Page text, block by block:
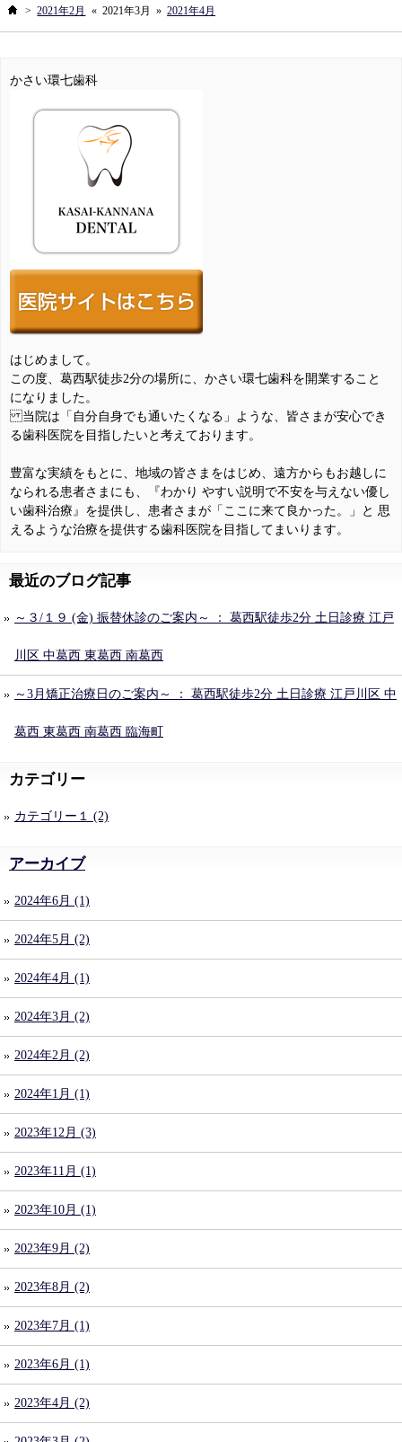
ホーム
> 2021年2月 « 2021年3月 » 2021年4月
かさい環七歯科
はじめまして。
この度、葛西駅徒歩2分の場所に、かさい環七歯科を開業すること
になりました。
当院は「自分自身でも通いたくなる」ような、皆さまが安心でき
る歯科医院を目指したいと考えております。
豊富な実績をもとに、地域の皆さまをはじめ、遠方からもお越しに
なられる患者さまにも、『わかり やすい説明で不安を与えない優し
い歯科治療』を提供し、患者さまが「ここに来て良かった。」と 思
えるような治療を提供する歯科医院を目指してまいります。
最近のブログ記事
～３/１９ (金) 振替休診のご案内～ ： 葛西駅徒歩2分 土日診療 江戸
川区 中葛西 東葛西 南葛西
～3月矯正治療日のご案内～ ： 葛西駅徒歩2分 土日診療 江戸川区 中
葛西 東葛西 南葛西 臨海町
カテゴリー
カテゴリー１ (2)
アーカイブ
2024年6月 (1)
2024年5月 (2)
2024年4月 (1)
2024年3月 (2)
2024年2月 (2)
2024年1月 (1)
2023年12月 (3)
2023年11月 (1)
2023年10月 (1)
2023年9月 (2)
2023年8月 (2)
2023年7月 (1)
2023年6月 (1)
2023年4月 (2)